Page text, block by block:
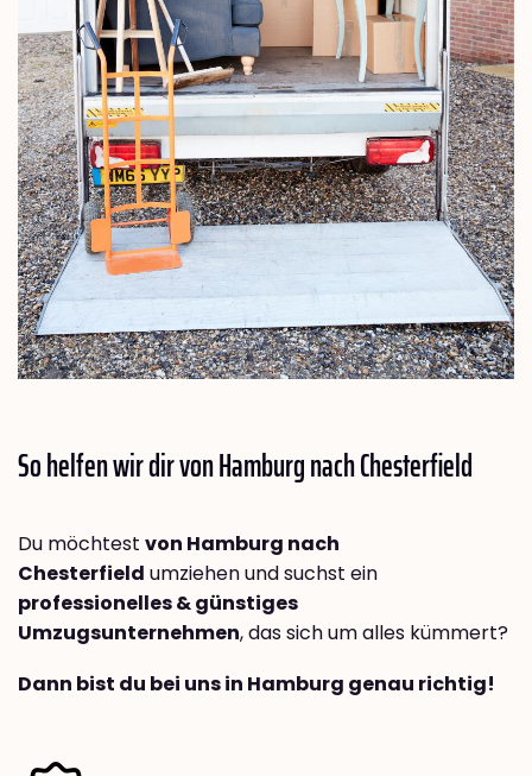
So helfen wir dir von Hamburg nachChesterfield
Du möchtest von Hamburg nach
Chesterfield umziehen und suchst ein
professionelles & günstiges
Umzugsunternehmen, das sich um alles kümmert?
Dann bist du bei uns in Hamburg genau richtig!